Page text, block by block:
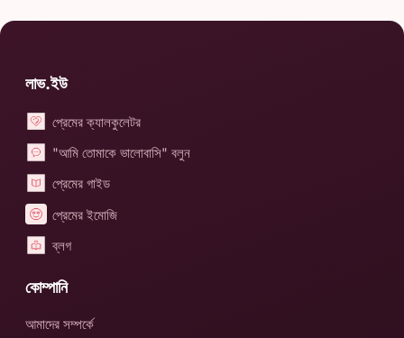
লাভ.ইউ
প্রেমের ক্যালকুলেটর
"আমি তোমাকে ভালোবাসি" বলুন
প্রেমের গাইড
প্রেমের ইমোজি
ব্লগ
কোম্পানি
আমাদের সম্পর্কে